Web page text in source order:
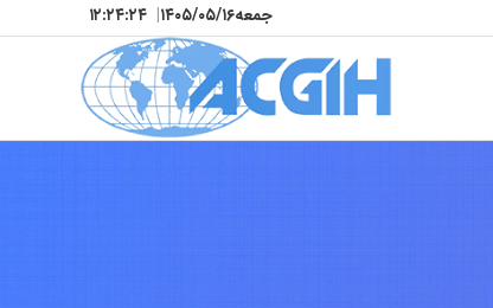
جمعه۱۴۰۵/۰۵/۱۶| ۱۲:۲۴:۲۷